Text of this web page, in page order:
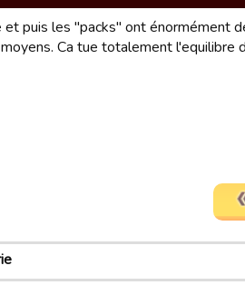
puis les "packs" ont énormément
Ca tue totalement l'equilibre